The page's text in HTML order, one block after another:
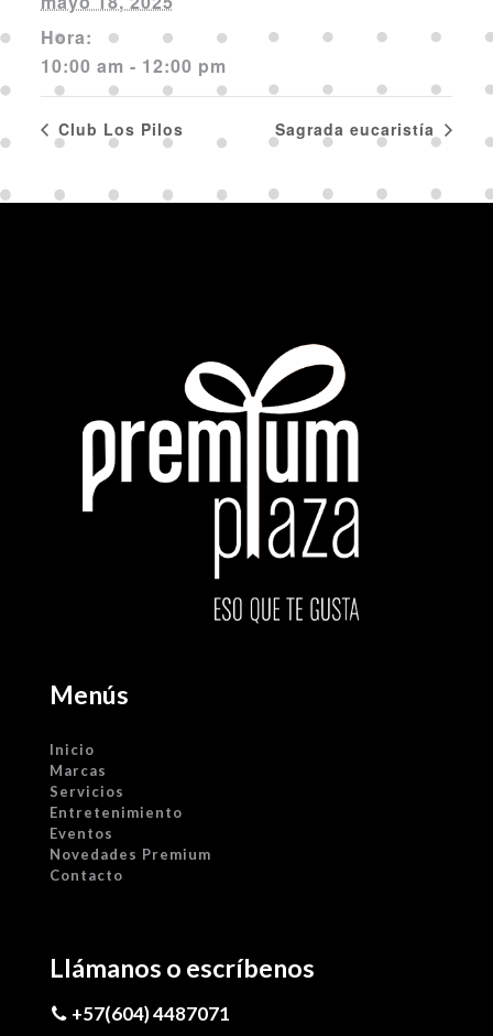
Hora:
10:00 am - 12:00 pm
Club Los Pilos Sagrada eucaristía
Menús
Inicio
Marcas
Servicios
Entretenimiento
Eventos
Novedades Premium
Contacto
Llámanos o escríbenos
+57(604) 4487071